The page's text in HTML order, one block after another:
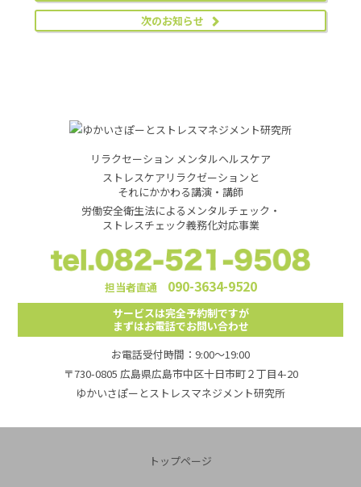
次のお知らせ
リラクセーション メンタルヘルスケア
ストレスケアリラクゼーションと
それにかかわる講演・講師
労働安全衛生法によるメンタルチェック・
ストレスチェック義務化対応事業
担当者直通 090-3634-9520
サービスは完全予約制ですが
まずはお電話でお問い合わせ
お電話受付時間：9:00～19:00
〒730-0805 広島県広島市中区十日市町２丁目4-20
ゆかいさぽーとストレスマネジメント研究所
トップページ